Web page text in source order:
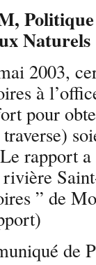
Naturels
2003,
à
pour
rapport a
” de
de